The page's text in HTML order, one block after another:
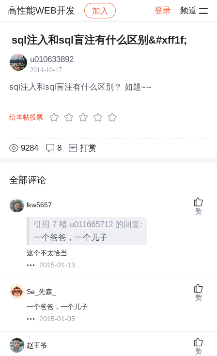
高性能WEB开发 加入 登录 频道
社区 高性能WEB开发 帖子详情
sql注入和sql盲注有什么区别&#xff1f;
u010633892
2014-10-17
sql注入和sql盲注有什么区别？ 如题~~
给本帖投票
9284 8 打赏
全部评论
lkw5657
引用 7 楼 u011665712 的回复:
一个爸爸，一个儿子
这个不太恰当
2015-01-13
赞
Se_先森_
一个爸爸，一个儿子
2015-01-05
赞
赵王爷
赞